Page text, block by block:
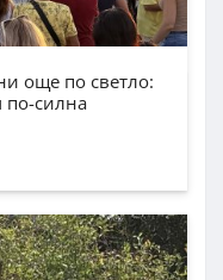
още по светло:
по-силна